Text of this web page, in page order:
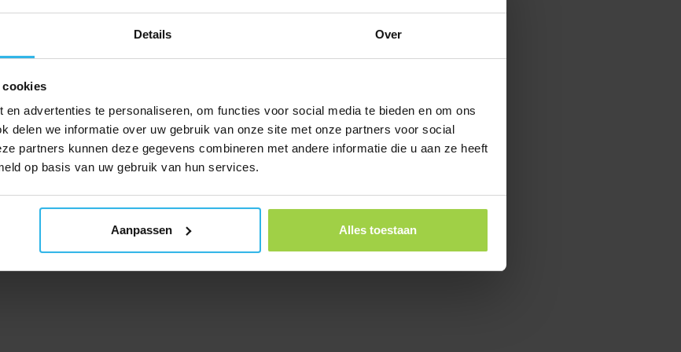
Details Over
cookies
advertenties te personaliseren, om functies voor social media te bieden en om ons
delen we informatie over uw gebruik van onze site met onze partners voor social
partners kunnen deze gegevens combineren met andere informatie die u aan ze heeft
op basis van uw gebruik van hun services.
Aanpassen Alles toestaan